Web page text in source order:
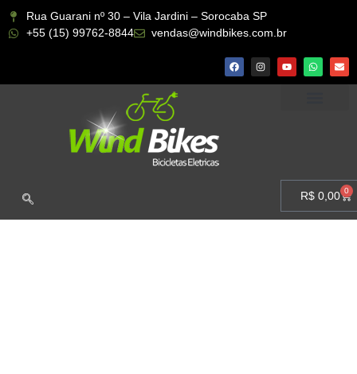
Rua Guarani nº 30 – Vila Jardini – Sorocaba SP
+55 (15) 99762-8844
vendas@windbikes.com.br
R$ 0,00 0